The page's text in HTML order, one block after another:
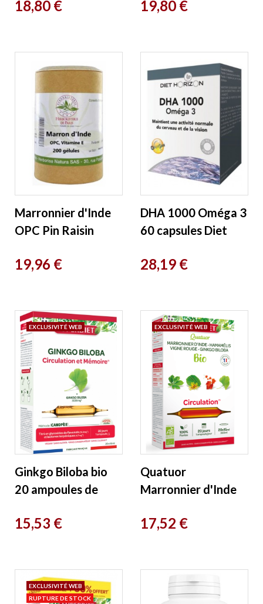
Herboristerie de
Prix
18,80 €
potassium 120
Prix
19,80 €
Marronnier d'Inde
OPC Pin Raisin
Gélules
Prix
19,96 €
DHA 1000 Oméga 3
60 capsules Diet
Prix
28,19 €
Ginkgo Biloba bio
20 ampoules de
Prix
15,53 €
EXCLUSIVITÉ WEB
Quatuor
Marronnier d'Inde
Vigne rouge Ginkgo
Prix
17,52 €
EXCLUSIVITÉ WEB
EXCLUSIVITÉ WEB
RUPTURE DE STOCK